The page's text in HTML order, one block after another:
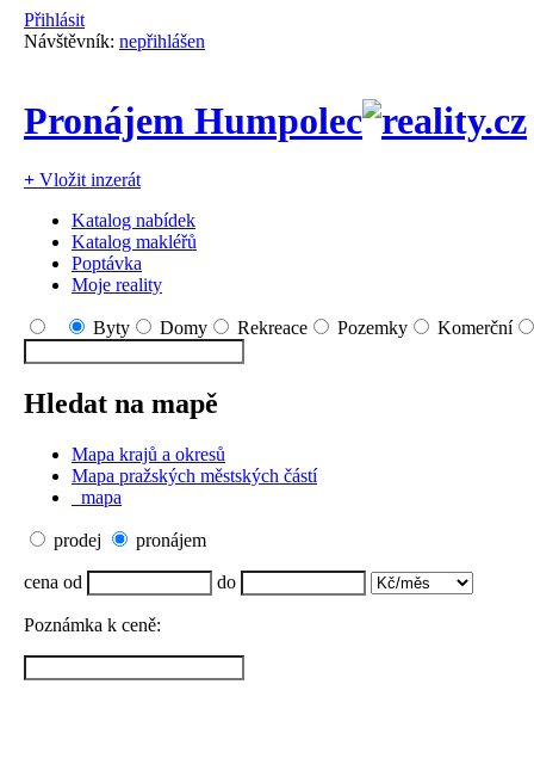
Přihlásit
Návštěvník: nepřihlášen
Pronájem Humpolec
+ Vložit inzerát
Katalog nabídek
Katalog makléřů
Poptávka
Moje reality
Byty Domy Rekreace Pozemky Komerční
Hledat na mapě
Mapa krajů a okresů
Mapa pražských městských částí
mapa
prodej pronájem
cena od do
Poznámka k ceně: